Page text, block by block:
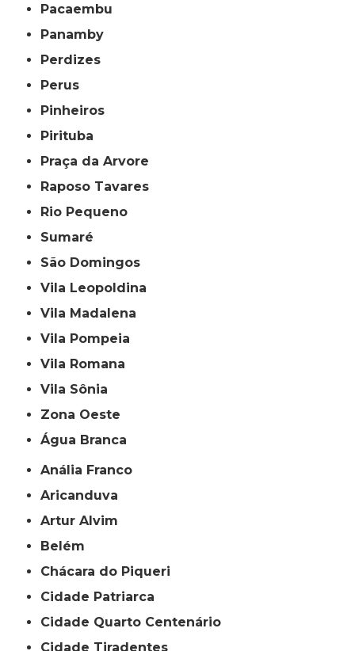
Pacaembu
Panamby
Perdizes
Perus
Pinheiros
Pirituba
Praça da Arvore
Raposo Tavares
Rio Pequeno
Sumaré
São Domingos
Vila Leopoldina
Vila Madalena
Vila Pompeia
Vila Romana
Vila Sônia
Zona Oeste
Água Branca
Anália Franco
Aricanduva
Artur Alvim
Belém
Chácara do Piqueri
Cidade Patriarca
Cidade Quarto Centenário
Cidade Tiradentes